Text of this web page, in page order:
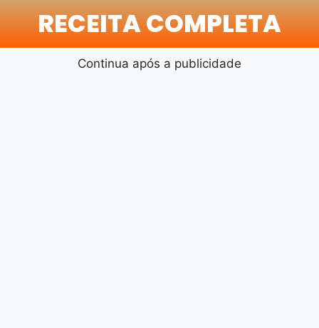
RECEITA COMPLETA
Continua após a publicidade